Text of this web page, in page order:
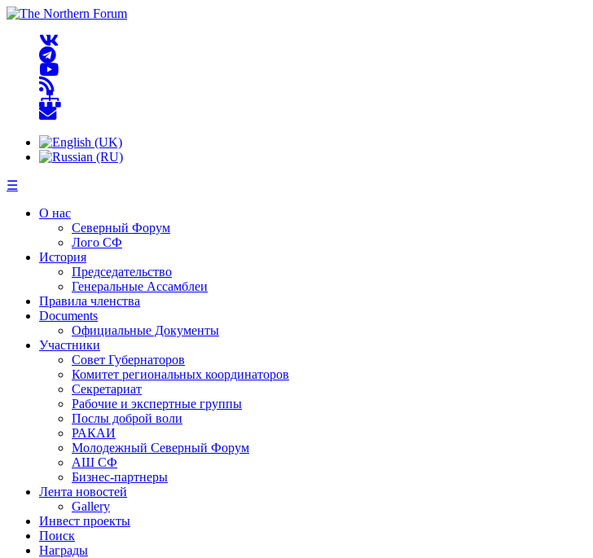
☰
О нас
Северный Форум
Лого СФ
История
Председательство
Генеральные Ассамблеи
Правила членства
Documents
Официальные Документы
Участники
Совет Губернаторов
Комитет региональных координаторов
Секретариат
Рабочие и экспертные группы
Послы доброй воли
РАКАИ
Молодежный Северный Форум
АШ СФ
Бизнес-партнеры
Лента новостей
Gallery
Инвест проекты
Поиск
Награды